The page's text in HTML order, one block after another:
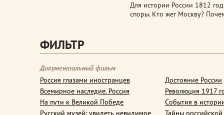
Для истории России 1812
споры. Кто жег Москву?
ФИЛЬТР
Документальный фильм
Россия глазами иностранцев
Всемирное наследие. Россия
На пути к Великой Победе
Русский музей: увидеть невидимое
Достояние России
Революция 1917
События в
Тайны